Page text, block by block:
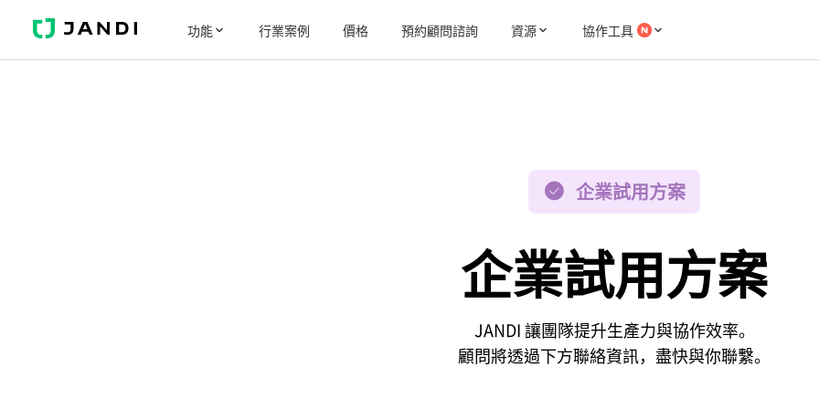
J
N
功能 行業案例 價格 預約顧問諮詢 資源 協作工具
企業試用方案
企業試用方案
JANDI 讓團隊提升生產力與協作效率。
顧問將透過下方聯絡資訊，盡快與你聯繫。